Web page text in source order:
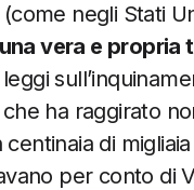
(come negli Stati
vera e propria
ha raggirato
di
per conto di